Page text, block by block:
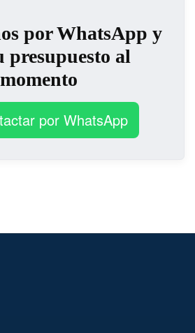
por WhatsApp y
presupuesto al
momento
por WhatsApp